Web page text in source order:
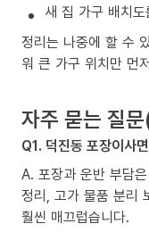
새 집 가구 배치
정리는 나중에 할 수
워 큰 가구 위치만 먼
자주 묻는 질
Q1. 덕진동 포장이사
A. 포장과 운반 부담
정리, 고가 물품 분리
훨씬 매끄럽습니다.